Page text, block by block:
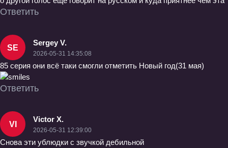
Ответить
SE
Sergey V.
2026-05-31 14:35:08
85 серия они всё таки смогли отметить Новый год(31 мая)
Ответить
VI
Victor X.
2026-05-31 12:39:00
Снова эти ублюдки с звучкой дебильной